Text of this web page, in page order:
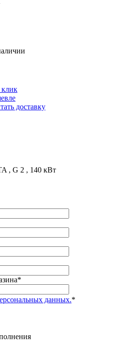
доставку
, G 2 , 140 кВт
*
данных.*